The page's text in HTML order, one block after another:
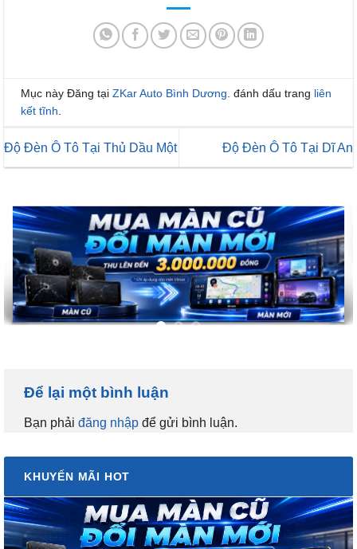
Mục này Đăng tại ZKar Auto Bình Dương . đánh dấu trang liên
kết tĩnh
Độ Đèn Ô Tô Tại Thủ Dầu Một Độ Đèn Ô Tô Tại Dĩ An
Để lại một bình luận
Bạn phải đăng nhập để gửi bình luận.
KHUYẾN MÃI HOT